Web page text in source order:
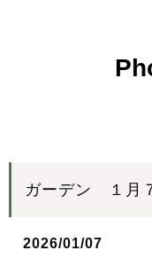
ガーデン １月
2026/01/07